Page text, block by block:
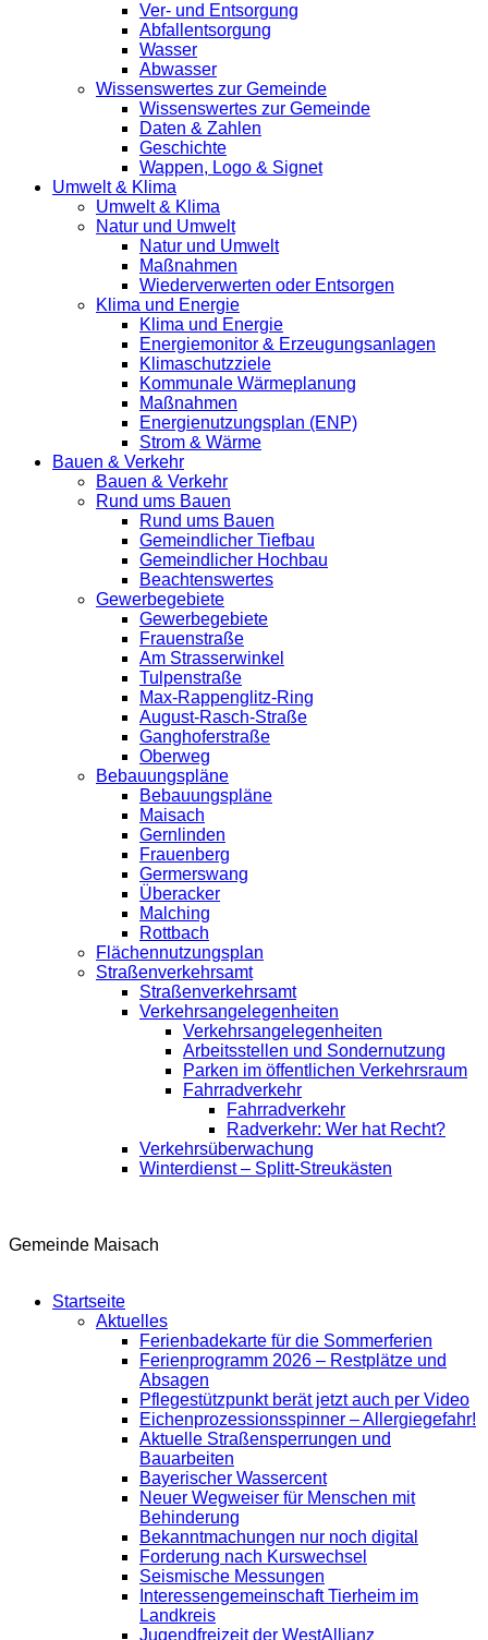
Ver- und Entsorgung
Abfallentsorgung
Wasser
Abwasser
Wissenswertes zur Gemeinde
Wissenswertes zur Gemeinde
Daten & Zahlen
Geschichte
Wappen, Logo & Signet
Umwelt & Klima
Umwelt & Klima
Natur und Umwelt
Natur und Umwelt
Maßnahmen
Wiederverwerten oder Entsorgen
Klima und Energie
Klima und Energie
Energiemonitor & Erzeugungsanlagen
Klimaschutzziele
Kommunale Wärmeplanung
Maßnahmen
Energienutzungsplan (ENP)
Strom & Wärme
Bauen & Verkehr
Bauen & Verkehr
Rund ums Bauen
Rund ums Bauen
Gemeindlicher Tiefbau
Gemeindlicher Hochbau
Beachtenswertes
Gewerbegebiete
Gewerbegebiete
Frauenstraße
Am Strasserwinkel
Tulpenstraße
Max-Rappenglitz-Ring
August-Rasch-Straße
Ganghoferstraße
Oberweg
Bebauungspläne
Bebauungspläne
Maisach
Gernlinden
Frauenberg
Germerswang
Überacker
Malching
Rottbach
Flächennutzungsplan
Straßenverkehrsamt
Straßenverkehrsamt
Verkehrsangelegenheiten
Verkehrsangelegenheiten
Arbeitsstellen und Sondernutzung
Parken im öffentlichen Verkehrsraum
Fahrradverkehr
Fahrradverkehr
Radverkehr: Wer hat Recht?
Verkehrsüberwachung
Winterdienst – Splitt-Streukästen
Gemeinde Maisach
Startseite
Aktuelles
Ferienbadekarte für die Sommerferien
Ferienprogramm 2026 – Restplätze und
Absagen
Pflegestützpunkt berät jetzt auch per Video
Eichenprozessionsspinner – Allergiegefahr!
Aktuelle Straßensperrungen und
Bauarbeiten
Bayerischer Wassercent
Neuer Wegweiser für Menschen mit
Behinderung
Bekanntmachungen nur noch digital
Forderung nach Kurswechsel
Seismische Messungen
Interessengemeinschaft Tierheim im
Landkreis
Jugendfreizeit der WestAllianz